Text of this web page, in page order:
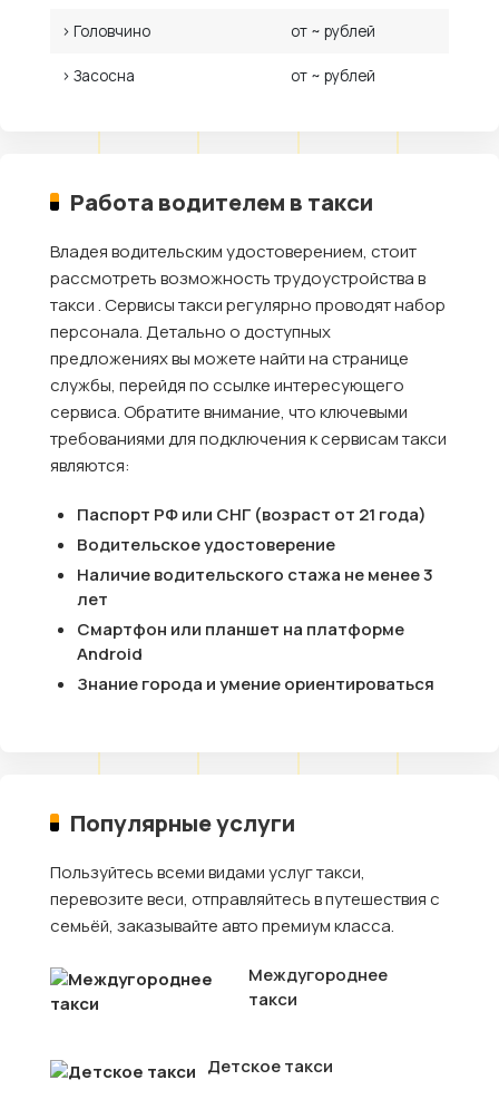
› Головчино от ~ рублей
› Засосна от ~ рублей
Работа водителем в такси
Владея водительским удостоверением, стоит
рассмотреть возможность трудоустройства в
такси . Сервисы такси регулярно проводят набор
персонала. Детально о доступных
предложениях вы можете найти на странице
службы, перейдя по ссылке интересующего
сервиса. Обратите внимание, что ключевыми
требованиями для подключения к сервисам такси
являются:
Паспорт РФ или СНГ (возраст от 21 года)
Водительское удостоверение
Наличие водительского стажа не менее 3
лет
Смартфон или планшет на платформе
Android
Знание города и умение ориентироваться
Популярные услуги
Пользуйтесь всеми видами услуг такси,
перевозите веси, отправляйтесь в путешествия с
семьёй, заказывайте авто премиум класса.
Междугороднее
такси
Детское такси